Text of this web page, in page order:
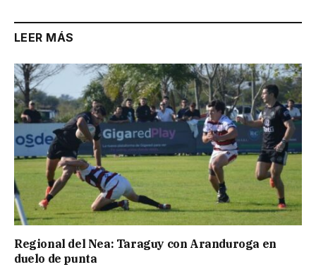
LEER MÁS
Regional del Nea: Taraguy con Aranduroga en
duelo de punta